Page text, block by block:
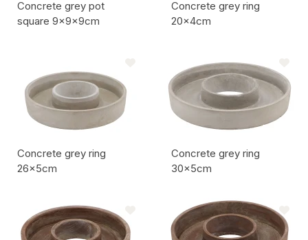
Concrete grey pot
square 9x9x9cm
Concrete grey ring
20x4cm
Concrete grey ring
26x5cm
Concrete grey ring
30x5cm
Codice articolo: